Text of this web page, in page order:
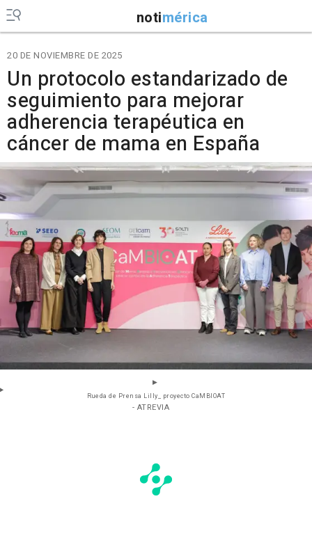
notimérica
20 DE NOVIEMBRE DE 2025
Un protocolo estandarizado de
seguimiento para mejorar
adherencia terapéutica en
cáncer de mama en España
Rueda de Prensa Lilly_ proyecto CaMBIOAT
- ATREVIA